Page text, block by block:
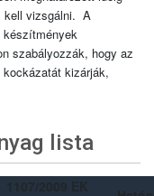
kell vizsgálni. A
készítmények
szabályozzák, hogy az
kizárják,
lista